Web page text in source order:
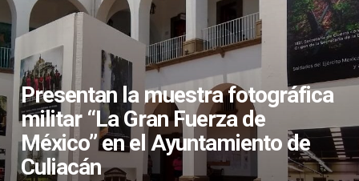
Presentan la muestra fotográfica
militar “La Gran Fuerza de
México” en el Ayuntamiento de
Culiacán